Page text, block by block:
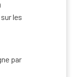
les
par